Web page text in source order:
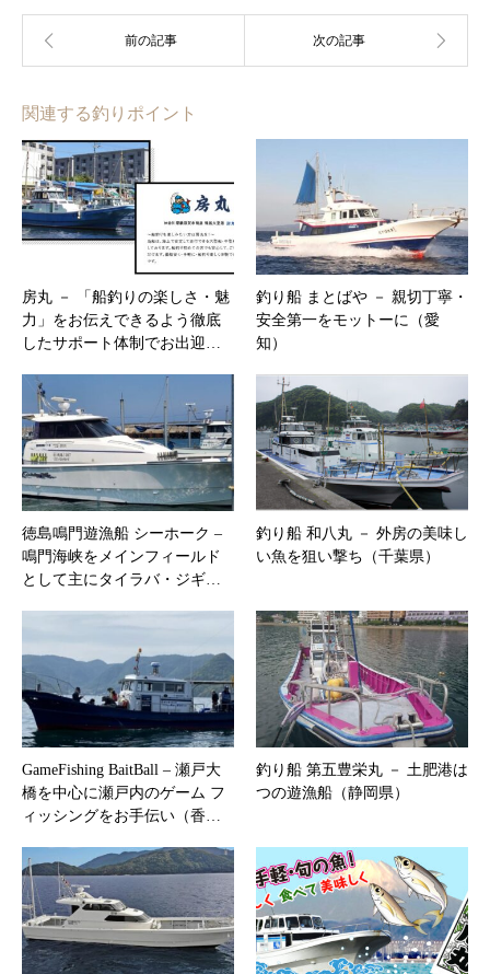
関連する釣りポイント
房丸 － 「船釣りの楽しさ・魅
力」をお伝えできるよう徹底
したサポート体制でお出迎…
釣り船 まとばや － 親切丁寧・
安全第一をモットーに（愛
知）
徳島鳴門遊漁船 シーホーク –
鳴門海峡をメインフィールド
として主にタイラバ・ジギ…
釣り船 和八丸 － 外房の美味し
い魚を狙い撃ち（千葉県）
GameFishing BaitBall – 瀬戸大
橋を中心に瀬戸内のゲーム フ
ィッシングをお手伝い（香…
釣り船 第五豊栄丸 － 土肥港は
つの遊漁船（静岡県）